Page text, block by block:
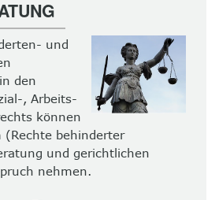
und
den
, Arbeits-
können
(Rechte behinderter
und gerichtlichen
nehmen.